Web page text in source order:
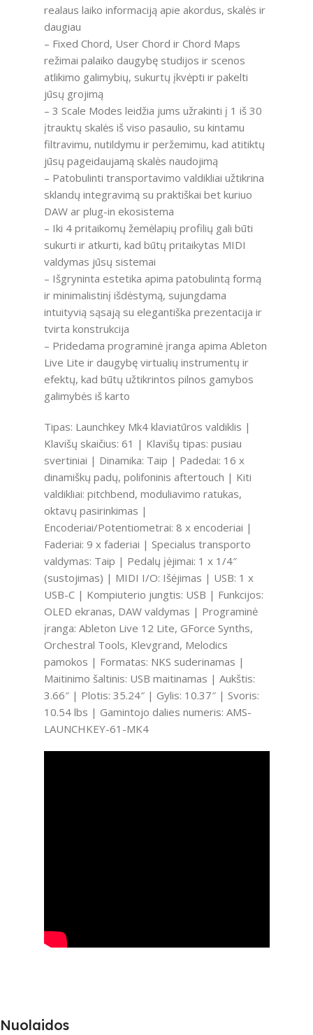
realaus laiko informaciją apie akordus, skalės ir
daugiau
– Fixed Chord, User Chord ir Chord Maps
režimai palaiko daugybę studijos ir scenos
atlikimo galimybių, sukurtų įkvėpti ir pakelti
jūsų grojimą
– 3 Scale Modes leidžia jums užrakinti į 1 iš 30
įtrauktų skalės iš viso pasaulio, su kintamu
filtravimu, nutildymu ir peržemimu, kad atitiktų
jūsų pageidaujamą skalės naudojimą
– Patobulinti transportavimo valdikliai užtikrina
sklandų integravimą su praktiškai bet kuriuo
DAW ar plug-in ekosistema
– Iki 4 pritaikomų žemėlapių profilių gali būti
sukurti ir atkurti, kad būtų pritaikytas MIDI
valdymas jūsų sistemai
– Išgryninta estetika apima patobulintą formą
ir minimalistinį išdėstymą, sujungdama
intuityvią sąsają su elegantiška prezentacija ir
tvirta konstrukcija
– Pridedama programinė įranga apima Ableton
Live Lite ir daugybę virtualių instrumentų ir
efektų, kad būtų užtikrintos pilnos gamybos
galimybės iš karto
Tipas: Launchkey Mk4 klaviatūros valdiklis |
Klavišų skaičius: 61 | Klavišų tipas: pusiau
svertiniai | Dinamika: Taip | Padedai: 16 x
dinamiškų padų, polifoninis aftertouch | Kiti
valdikliai: pitchbend, moduliavimo ratukas,
oktavų pasirinkimas |
Encoderiai/Potentiometrai: 8 x encoderiai |
Faderiai: 9 x faderiai | Specialus transporto
valdymas: Taip | Pedalų įėjimai: 1 x 1/4″
(sustojimas) | MIDI I/O: Išėjimas | USB: 1 x
USB-C | Kompiuterio jungtis: USB | Funkcijos:
OLED ekranas, DAW valdymas | Programinė
įranga: Ableton Live 12 Lite, GForce Synths,
Orchestral Tools, Klevgrand, Melodics
pamokos | Formatas: NKS suderinamas |
Maitinimo šaltinis: USB maitinamas | Aukštis:
3.66″ | Plotis: 35.24″ | Gylis: 10.37″ | Svoris:
10.54 lbs | Gamintojo dalies numeris: AMS-
LAUNCHKEY-61-MK4
Nuolaidos